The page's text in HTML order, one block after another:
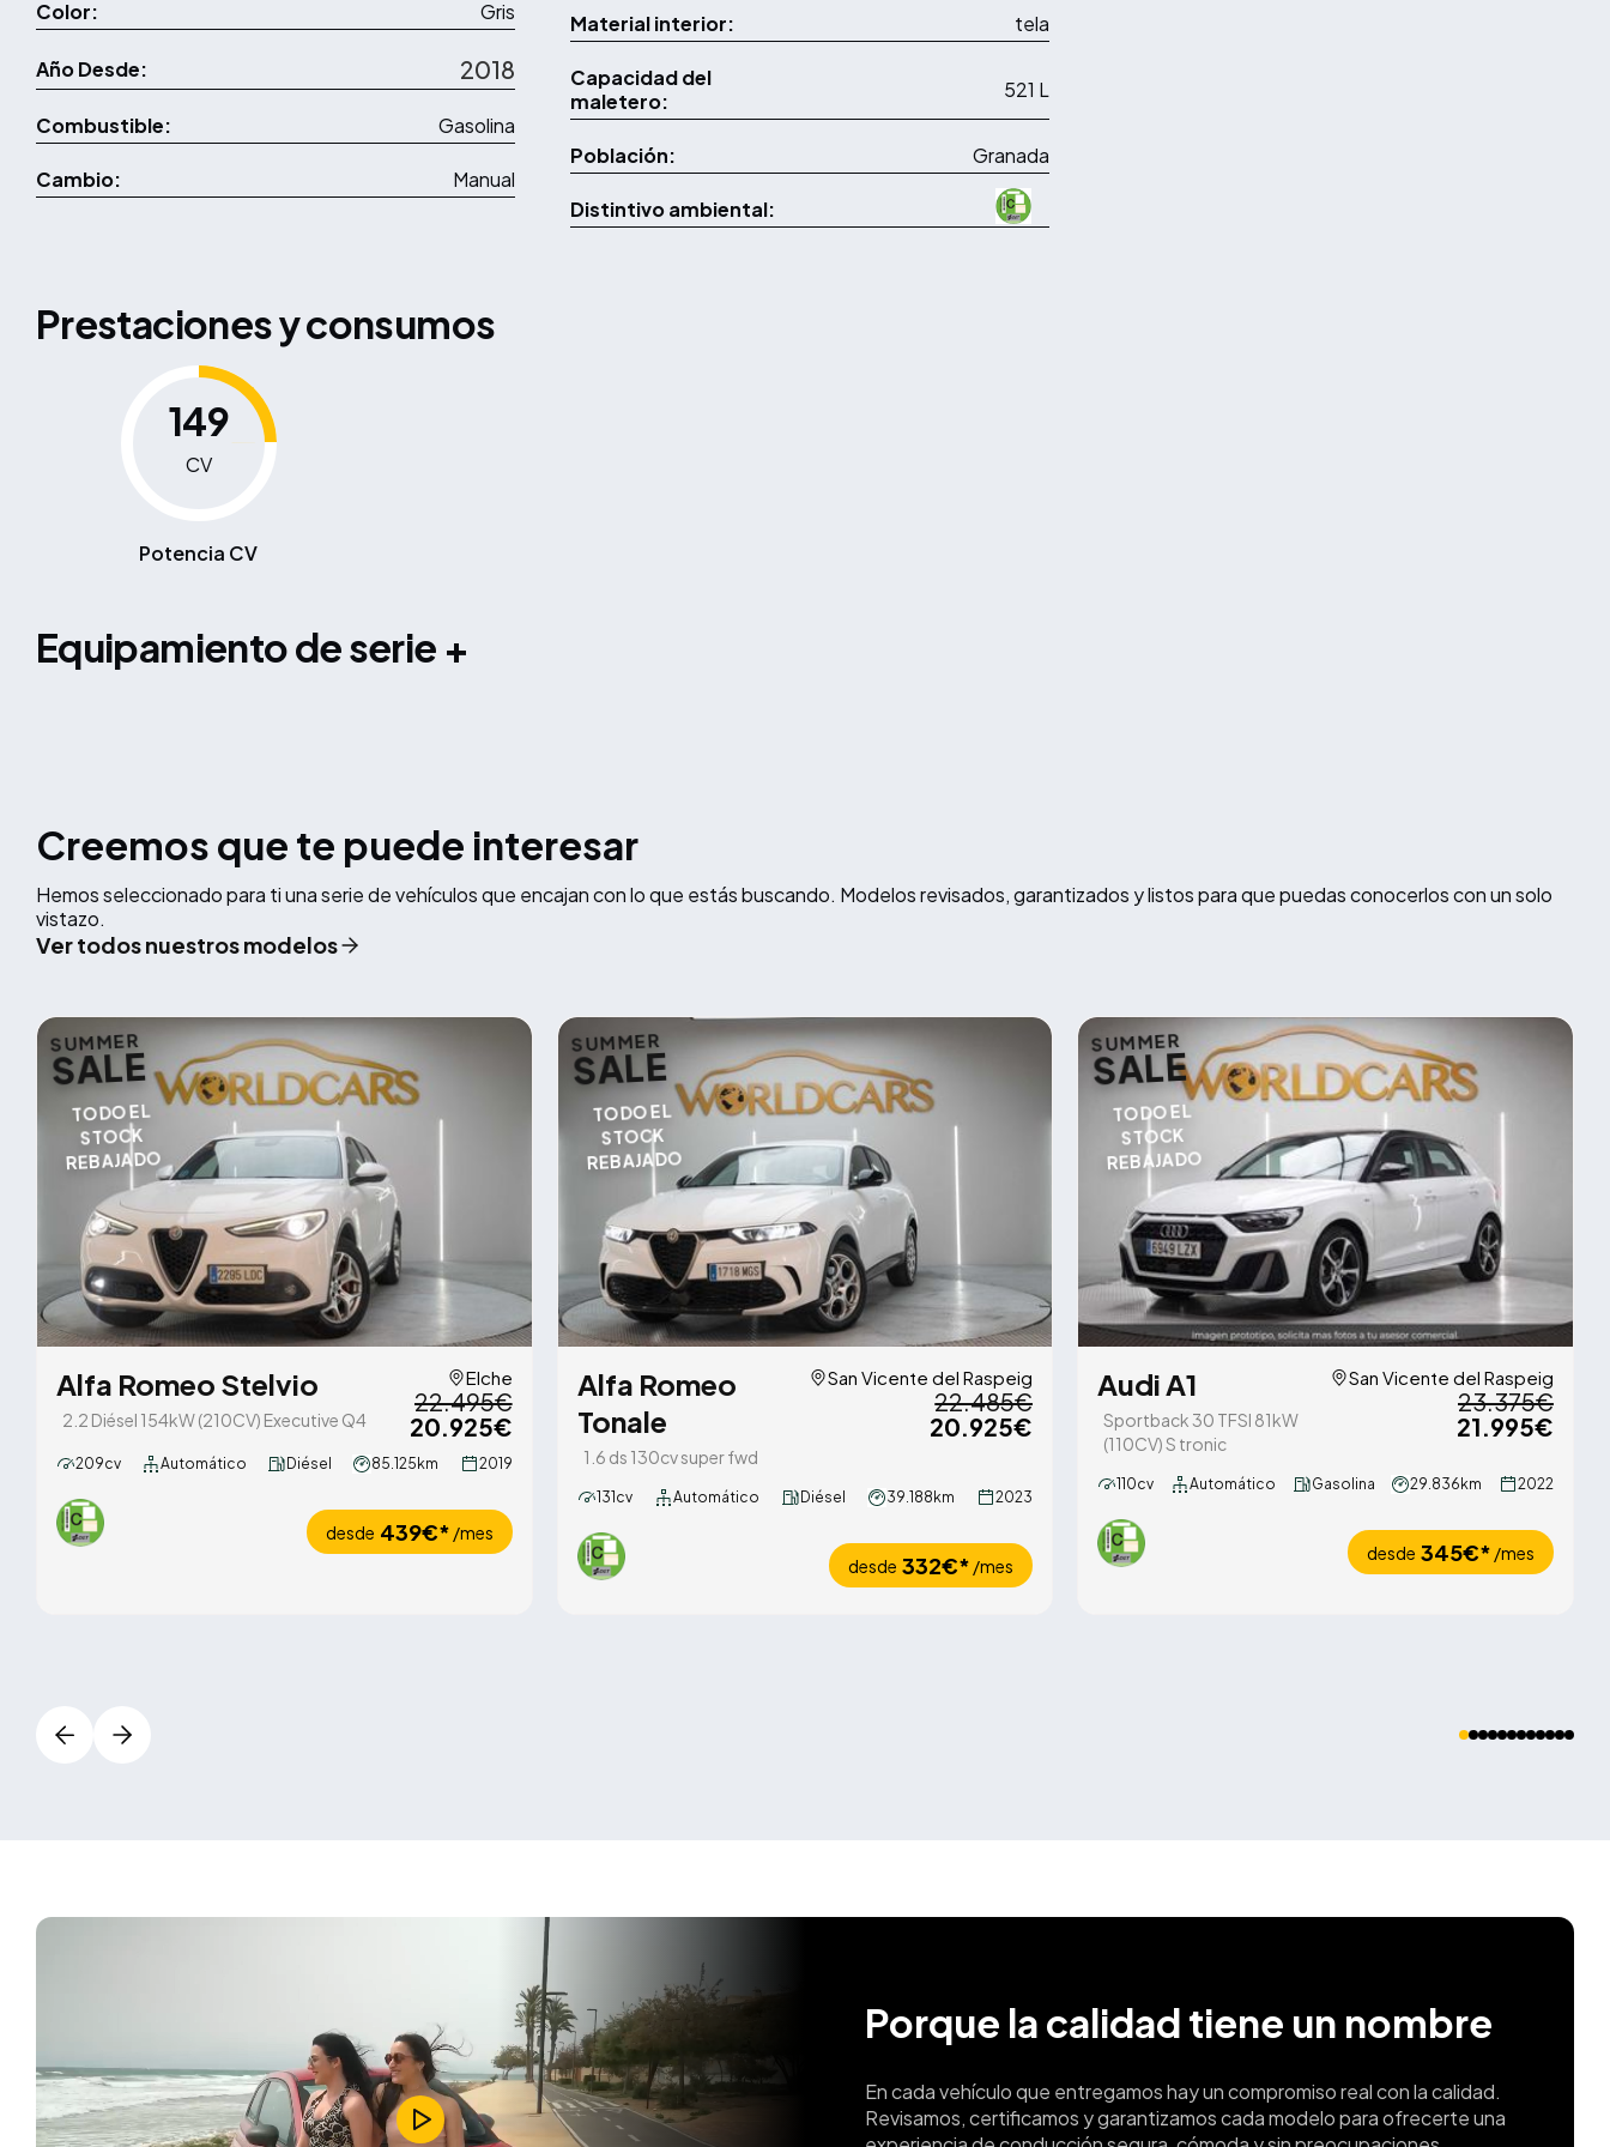
Color: Gris
Año Desde: 2018
Combustible: Gasolina
Cambio: Manual
Material interior: tela
Capacidad del
maletero:
521 L
Población: Granada
Distintivo ambiental:
Prestaciones y consumos
149
CV
Potencia CV
equipamiento de serie +
Creemos que te puede interesar
Hemos seleccionado para ti una serie de vehículos que encajan con lo que estás buscando. Modelos revisados, garantizados y listos para que puedas conocerlos con un solo
vistazo.
Ver todos nuestros modelos
SUMMER
SALE
TODO EL
STOCK
REBAJADO
Alfa Romeo Stelvio
2.2 Diésel 154kW (210CV) Executive Q4
Elche
22.495€
20.925€
209cv Automático Diésel 85.125km 2019
desde 439€* /mes
SUMMER
SALE
TODO EL
STOCK
REBAJADO
Alfa Romeo
Tonale
1.6 ds 130cv super fwd
San Vicente del Raspeig
22.485€
20.925€
131cv Automático Diésel 39.188km 2023
desde 332€* /mes
SUMMER
SALE
TODO EL
STOCK
REBAJADO
Audi A1
Sportback 30 TFSI 81kW
(110CV) S tronic
San Vicente del Raspeig
23.375€
21.995€
110cv Automático Gasolina 29.836km 2022
desde 345€* /mes
Porque la calidad tiene un nombre
En cada vehículo que entregamos hay un compromiso real con la calidad.
Revisamos, certificamos y garantizamos cada modelo para ofrecerte una